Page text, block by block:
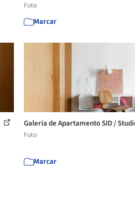
Foto
Marcar
Galeria de Apartamento SID /
Foto
Marcar